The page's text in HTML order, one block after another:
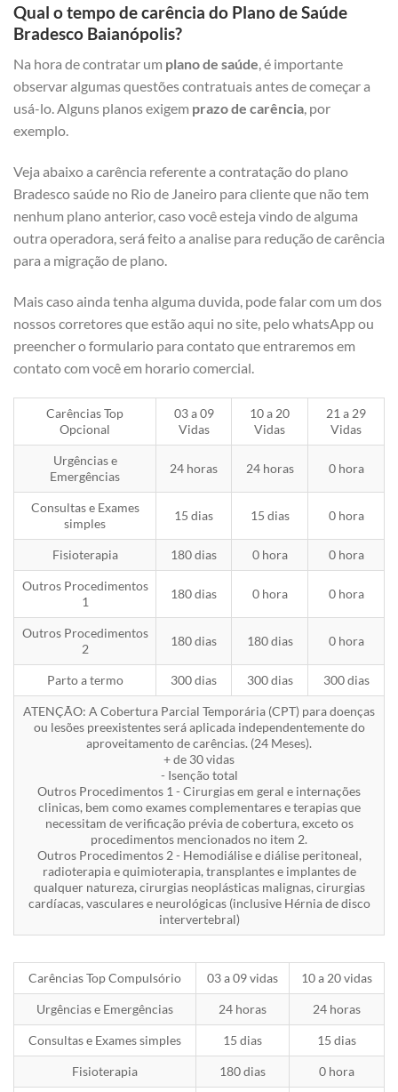
Qual o tempo de carência do Plano de Saúde
Bradesco Baianópolis?
Na hora de contratar um plano de saúde, é importante
observar algumas questões contratuais antes de começar a
usá-lo. Alguns planos exigem prazo de carência, por
exemplo.
Veja abaixo a carência referente a contratação do plano
Bradesco saúde no Rio de Janeiro para cliente que não tem
nenhum plano anterior, caso você esteja vindo de alguma
outra operadora, será feito a analise para redução de carência
para a migração de plano.
Mais caso ainda tenha alguma duvida, pode falar com um dos
nossos corretores que estão aqui no site, pelo whatsApp ou
preencher o formulario para contato que entraremos em
contato com você em horario comercial.
Carências Top
Opcional
03 a 09
Vidas
10 a 20
Vidas
21 a 29
Vidas
Urgências e
Emergências
24 horas 24 horas 0 hora
Consultas e Exames
simples
15 dias 15 dias 0 hora
Fisioterapia 180 dias 0 hora 0 hora
Outros Procedimentos
1
180 dias 0 hora 0 hora
Outros Procedimentos
2
180 dias 180 dias 0 hora
Parto a termo 300 dias 300 dias 300 dias
ATENÇÃO: A Cobertura Parcial Temporária (CPT) para doenças
ou lesões preexistentes será aplicada independentemente do
aproveitamento de carências. (24 Meses).
+ de 30 vidas
- Isenção total
Outros Procedimentos 1 - Cirurgias em geral e internações
clinicas, bem como exames complementares e terapias que
necessitam de verificação prévia de cobertura, exceto os
procedimentos mencionados no item 2.
Outros Procedimentos 2 - Hemodiálise e diálise peritoneal,
radioterapia e quimioterapia, transplantes e implantes de
qualquer natureza, cirurgias neoplásticas malignas, cirurgias
cardíacas, vasculares e neurológicas (inclusive Hérnia de disco
intervertebral)
Carências Top Compulsório 03 a 09 vidas 10 a 20 vidas
Urgências e Emergências 24 horas 24 horas
Consultas e Exames simples 15 dias 15 dias
Fisioterapia 180 dias 0 hora